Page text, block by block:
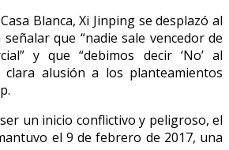
Blanca, Xi Jinping se desplazó al
que “nadie sale vencedor de
y que “debimos decir ‘No’ al
clara alusión a los planteamientos
un inicio conflictivo y peligroso, el
el 9 de febrero de 2017, una